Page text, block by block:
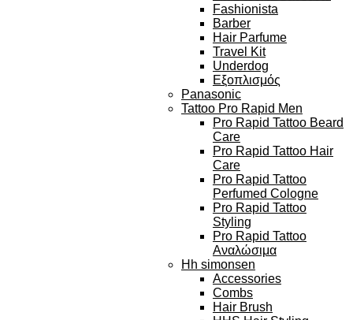
Fashionista
Barber
Hair Parfume
Travel Kit
Underdog
Εξοπλισμός
Panasonic
Tattoo Pro Rapid Men
Pro Rapid Tattoo Beard
Care
Pro Rapid Tattoo Hair
Care
Pro Rapid Tattoo
Perfumed Cologne
Pro Rapid Tattoo
Styling
Pro Rapid Tattoo
Αναλώσιμα
Hh simonsen
Accessories
Combs
Hair Brush